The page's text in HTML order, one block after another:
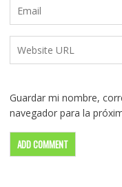
Guardar mi nombre,
navegador para la